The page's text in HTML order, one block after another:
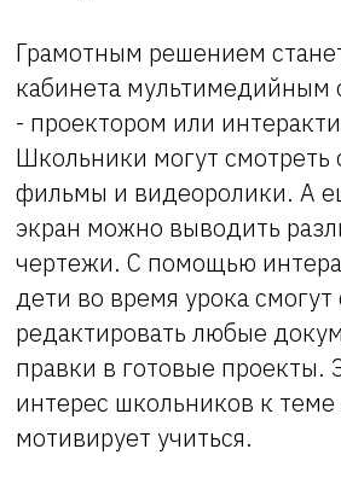
Грамотным решением
кабинета мультимедийным
- проектором или
Школьники могут
фильмы и видеоролики. А
экран можно выводить
чертежи. С помощью
дети во время урока смогут
редактировать любые
правки в готовые проекты.
интерес школьников к теме
мотивирует учиться.